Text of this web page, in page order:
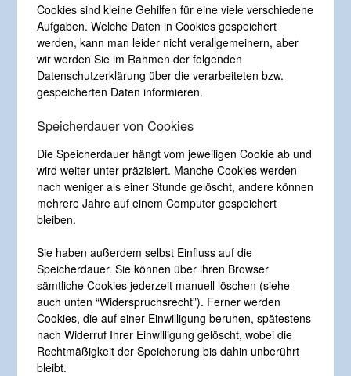
Cookies sind kleine Gehilfen für eine viele verschiedene
Aufgaben. Welche Daten in Cookies gespeichert
werden, kann man leider nicht verallgemeinern, aber
wir werden Sie im Rahmen der folgenden
Datenschutzerklärung über die verarbeiteten bzw.
gespeicherten Daten informieren.
Speicherdauer von Cookies
Die Speicherdauer hängt vom jeweiligen Cookie ab und
wird weiter unter präzisiert. Manche Cookies werden
nach weniger als einer Stunde gelöscht, andere können
mehrere Jahre auf einem Computer gespeichert
bleiben.
Sie haben außerdem selbst Einfluss auf die
Speicherdauer. Sie können über ihren Browser
sämtliche Cookies jederzeit manuell löschen (siehe
auch unten “Widerspruchsrecht”). Ferner werden
Cookies, die auf einer Einwilligung beruhen, spätestens
nach Widerruf Ihrer Einwilligung gelöscht, wobei die
Rechtmäßigkeit der Speicherung bis dahin unberührt
bleibt.